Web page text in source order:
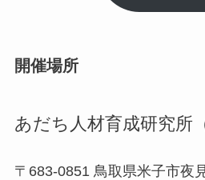
開催場所
あだち人材育成研究所
〒683-0851 鳥取県米子市夜